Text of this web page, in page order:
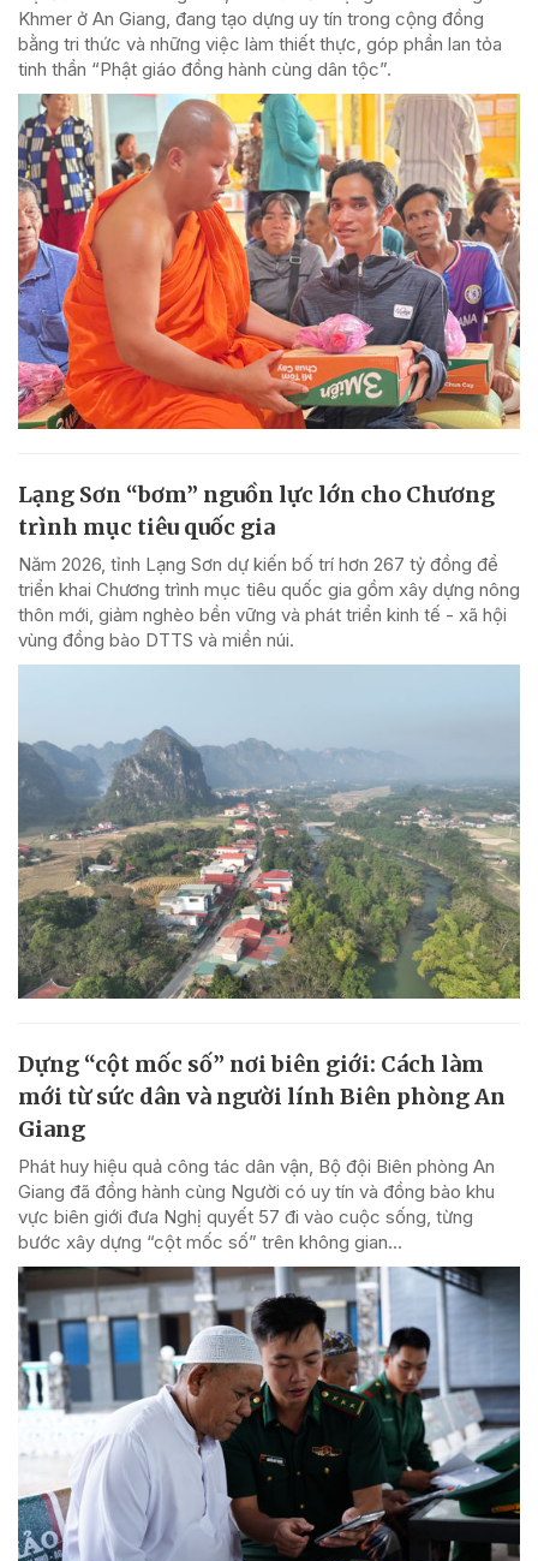
Khmer ở An Giang, đang tạo dựng uy tín trong cộng đồng
bằng tri thức và những việc làm thiết thực, góp phần lan tỏa
tinh thần “Phật giáo đồng hành cùng dân tộc”.
Lạng Sơn “bơm” nguồn lực lớn cho Chương
trình mục tiêu quốc gia
Năm 2026, tỉnh Lạng Sơn dự kiến bố trí hơn 267 tỷ đồng để
triển khai Chương trình mục tiêu quốc gia gồm xây dựng nông
thôn mới, giảm nghèo bền vững và phát triển kinh tế - xã hội
vùng đồng bào DTTS và miền núi.
Dựng “cột mốc số” nơi biên giới: Cách làm
mới từ sức dân và người lính Biên phòng An
Giang
Phát huy hiệu quả công tác dân vận, Bộ đội Biên phòng An
Giang đã đồng hành cùng Người có uy tín và đồng bào khu
vực biên giới đưa Nghị quyết 57 đi vào cuộc sống, từng
bước xây dựng “cột mốc số” trên không gian...